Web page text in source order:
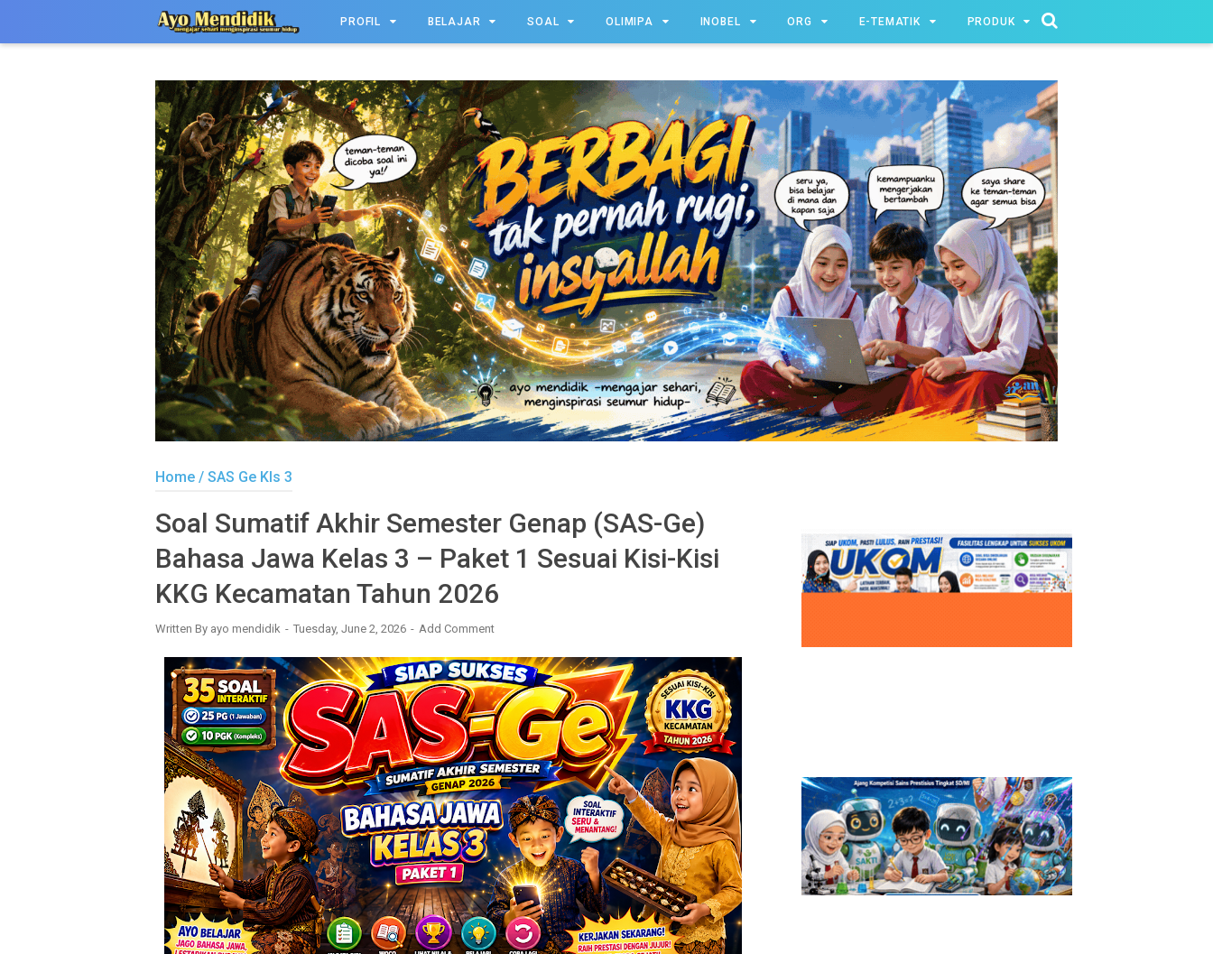
PROFIL BELAJAR SOAL OLIMIPA INOBEL ORG E-TEMATIK PRODUK
Home / SAS Ge Kls 3
Soal Sumatif Akhir Semester Genap (SAS-Ge)
Bahasa Jawa Kelas 3 – Paket 1 Sesuai Kisi-Kisi
KKG Kecamatan Tahun 2026
Written By ayo mendidik Tuesday, June 2, 2026 Add Comment